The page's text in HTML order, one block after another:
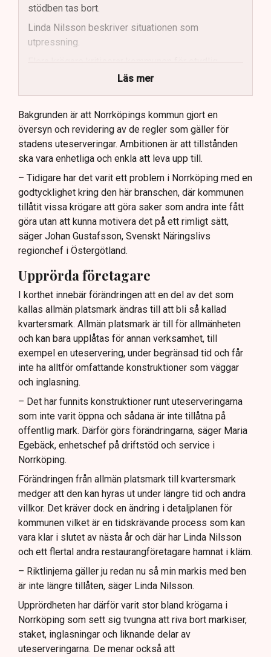
stödben tas bort.
Linda Nilsson beskriver situationen som
utpressning.
Flera krögare kritiserar kommunen för otydlig
Kommunen vill skapa enhetliga regler för
uteserveringar.
Lindas Kula ställer in uteserveringen för
sommaren.
Läs mer
Bakgrunden är att Norrköpings kommun gjort en
översyn och revidering av de regler som gäller för
stadens uteserveringar. Ambitionen är att tillstånden
ska vara enhetliga och enkla att leva upp till.
– Tidigare har det varit ett problem i Norrköping med en
godtycklighet kring den här branschen, där kommunen
tillåtit vissa krögare att göra saker som andra inte fått
göra utan att kunna motivera det på ett rimligt sätt,
säger Johan Gustafsson, Svenskt Näringslivs
regionchef i Östergötland.
Upprörda företagare
I korthet innebär förändringen att en del av det som
kallas allmän platsmark ändras till att bli så kallad
kvartersmark. Allmän platsmark är till för allmänheten
och kan bara upplåtas för annan verksamhet, till
exempel en uteservering, under begränsad tid och får
inte ha alltför omfattande konstruktioner som väggar
och inglasning.
– Det har funnits konstruktioner runt uteserveringarna
som inte varit öppna och sådana är inte tillåtna på
offentlig mark. Därför görs förändringarna, säger Maria
Egebäck, enhetschef på driftstöd och service i
Norrköping.
Förändringen från allmän platsmark till kvartersmark
medger att den kan hyras ut under längre tid och andra
villkor. Det kräver dock en ändring i detaljplanen för
kommunen vilket är en tidskrävande process som kan
vara klar i slutet av nästa år och där har Linda Nilsson
och ett flertal andra restaurangföretagare hamnat i kläm.
– Riktlinjerna gäller ju redan nu så min markis med ben
är inte längre tillåten, säger Linda Nilsson.
Upprördheten har därför varit stor bland krögarna i
Norrköping som sett sig tvungna att riva bort markiser,
staket, inglasningar och liknande delar av
uteserveringarna. De menar också att